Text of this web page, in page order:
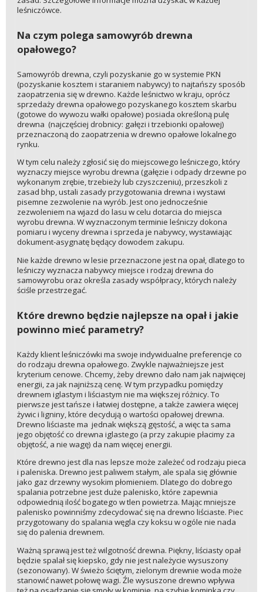
leśniczówce.
Na czym polega samowyrób drewna
opałowego?
Samowyrób drewna, czyli pozyskanie go w systemie PKN
(pozyskanie kosztem i staraniem nabywcy) to najtańszy sposób
zaopatrzenia się w drewno. Każde leśnictwo w kraju, oprócz
sprzedaży drewna opałowego pozyskanego kosztem skarbu
(gotowe do wywozu wałki opałowe) posiada określoną pulę
drewna (najczęściej drobnicy: gałęzi i trzebionki opałowej)
przeznaczoną do zaopatrzenia w drewno opałowe lokalnego
rynku.
W tym celu należy zgłosić się do miejscowego leśniczego, który
wyznaczy miejsce wyrobu drewna (gałęzie i odpady drzewne po
wykonanym zrębie, trzebieży lub czyszczeniu), przeszkoli z
zasad bhp, ustali zasady przygotowania drewna i wystawi
pisemne zezwolenie na wyrób. Jest ono jednocześnie
zezwoleniem na wjazd do lasu w celu dotarcia do miejsca
wyrobu drewna. W wyznaczonym terminie leśniczy dokona
pomiaru i wyceny drewna i sprzeda je nabywcy, wystawiając
dokument-asygnatę będący dowodem zakupu.
Nie każde drewno w lesie przeznaczone jest na opał, dlatego to
leśniczy wyznacza nabywcy miejsce i rodzaj drewna do
samowyrobu oraz określa zasady współpracy, których należy
ściśle przestrzegać.
Które drewno będzie najlepsze na opał i jakie
powinno mieć parametry?
Każdy klient leśniczówki ma swoje indywidualne preferencje co
do rodzaju drewna opałowego. Zwykle najważniejsze jest
kryterium cenowe. Chcemy, żeby drewno dało nam jak najwięcej
energii, za jak najniższą cenę. W tym przypadku pomiędzy
drewnem iglastym i liściastym nie ma większej różnicy. To
pierwsze jest tańsze i łatwiej dostępne, a także zawiera więcej
żywic i ligniny, które decydują o wartości opałowej drewna.
Drewno liściaste ma jednak większą gęstość, a więc ta sama
jego objętość co drewna iglastego (a przy zakupie płacimy za
objętość, a nie wagę) da nam więcej energii.
Które drewno jest dla nas lepsze może zależeć od rodzaju pieca
i paleniska. Drewno jest paliwem stałym, ale spala się głównie
jako gaz drzewny wysokim płomieniem. Dlatego do dobrego
spalania potrzebne jest duże palenisko, które zapewnia
odpowiednią ilość bogatego w tlen powietrza. Mając mniejsze
palenisko powinniśmy zdecydować się na drewno liściaste. Piec
przygotowany do spalania węgla czy koksu w ogóle nie nada
się do palenia drewnem.
Ważną sprawą jest też wilgotność drewna. Piękny, liściasty opał
będzie spalał się kiepsko, gdy nie jest należycie wysuszony
(sezonowany). W świeżo ściętym, zielonym drewnie woda może
stanowić nawet połowę wagi. Źle wysuszone drewno wpływa